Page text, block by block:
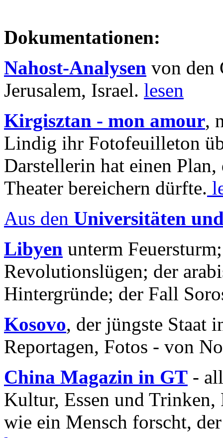
Dokumentationen:
Nahost-Analysen von den
Jerusalem, Israel. lesen
Kirgisztan - mon amour,
Lindig ihr Fotofeuilleton
Darstellerin hat einen Plan,
Theater bereichern dürfte.
Aus den Universitäten
Libyen unterm
Revolutionslügen; der
Hintergründe; der Fall
Kosovo, der jüngste Staat
Reportagen, Fotos - von
China Magazin in GT -
Kultur, Essen und
wie ein Mensch forscht,